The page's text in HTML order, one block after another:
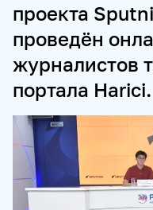
ФЕСТИВАЛЬ KOKTEBEL
ПОЖАЛУЙСТА,
НОВОСТНЫЕ ЛЕНТЫ
РЕКЛАМА И
РЕЙТИНГИ И
ПЕРЕВОДЫ
ТРЕНИНГИ
проекта
проведён
журналистов
портала Harici.